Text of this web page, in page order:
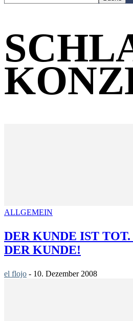
ALLGEMEIN
DER KUNDE IST
DER KUNDE!
el flojo - 10. Dezember 2008